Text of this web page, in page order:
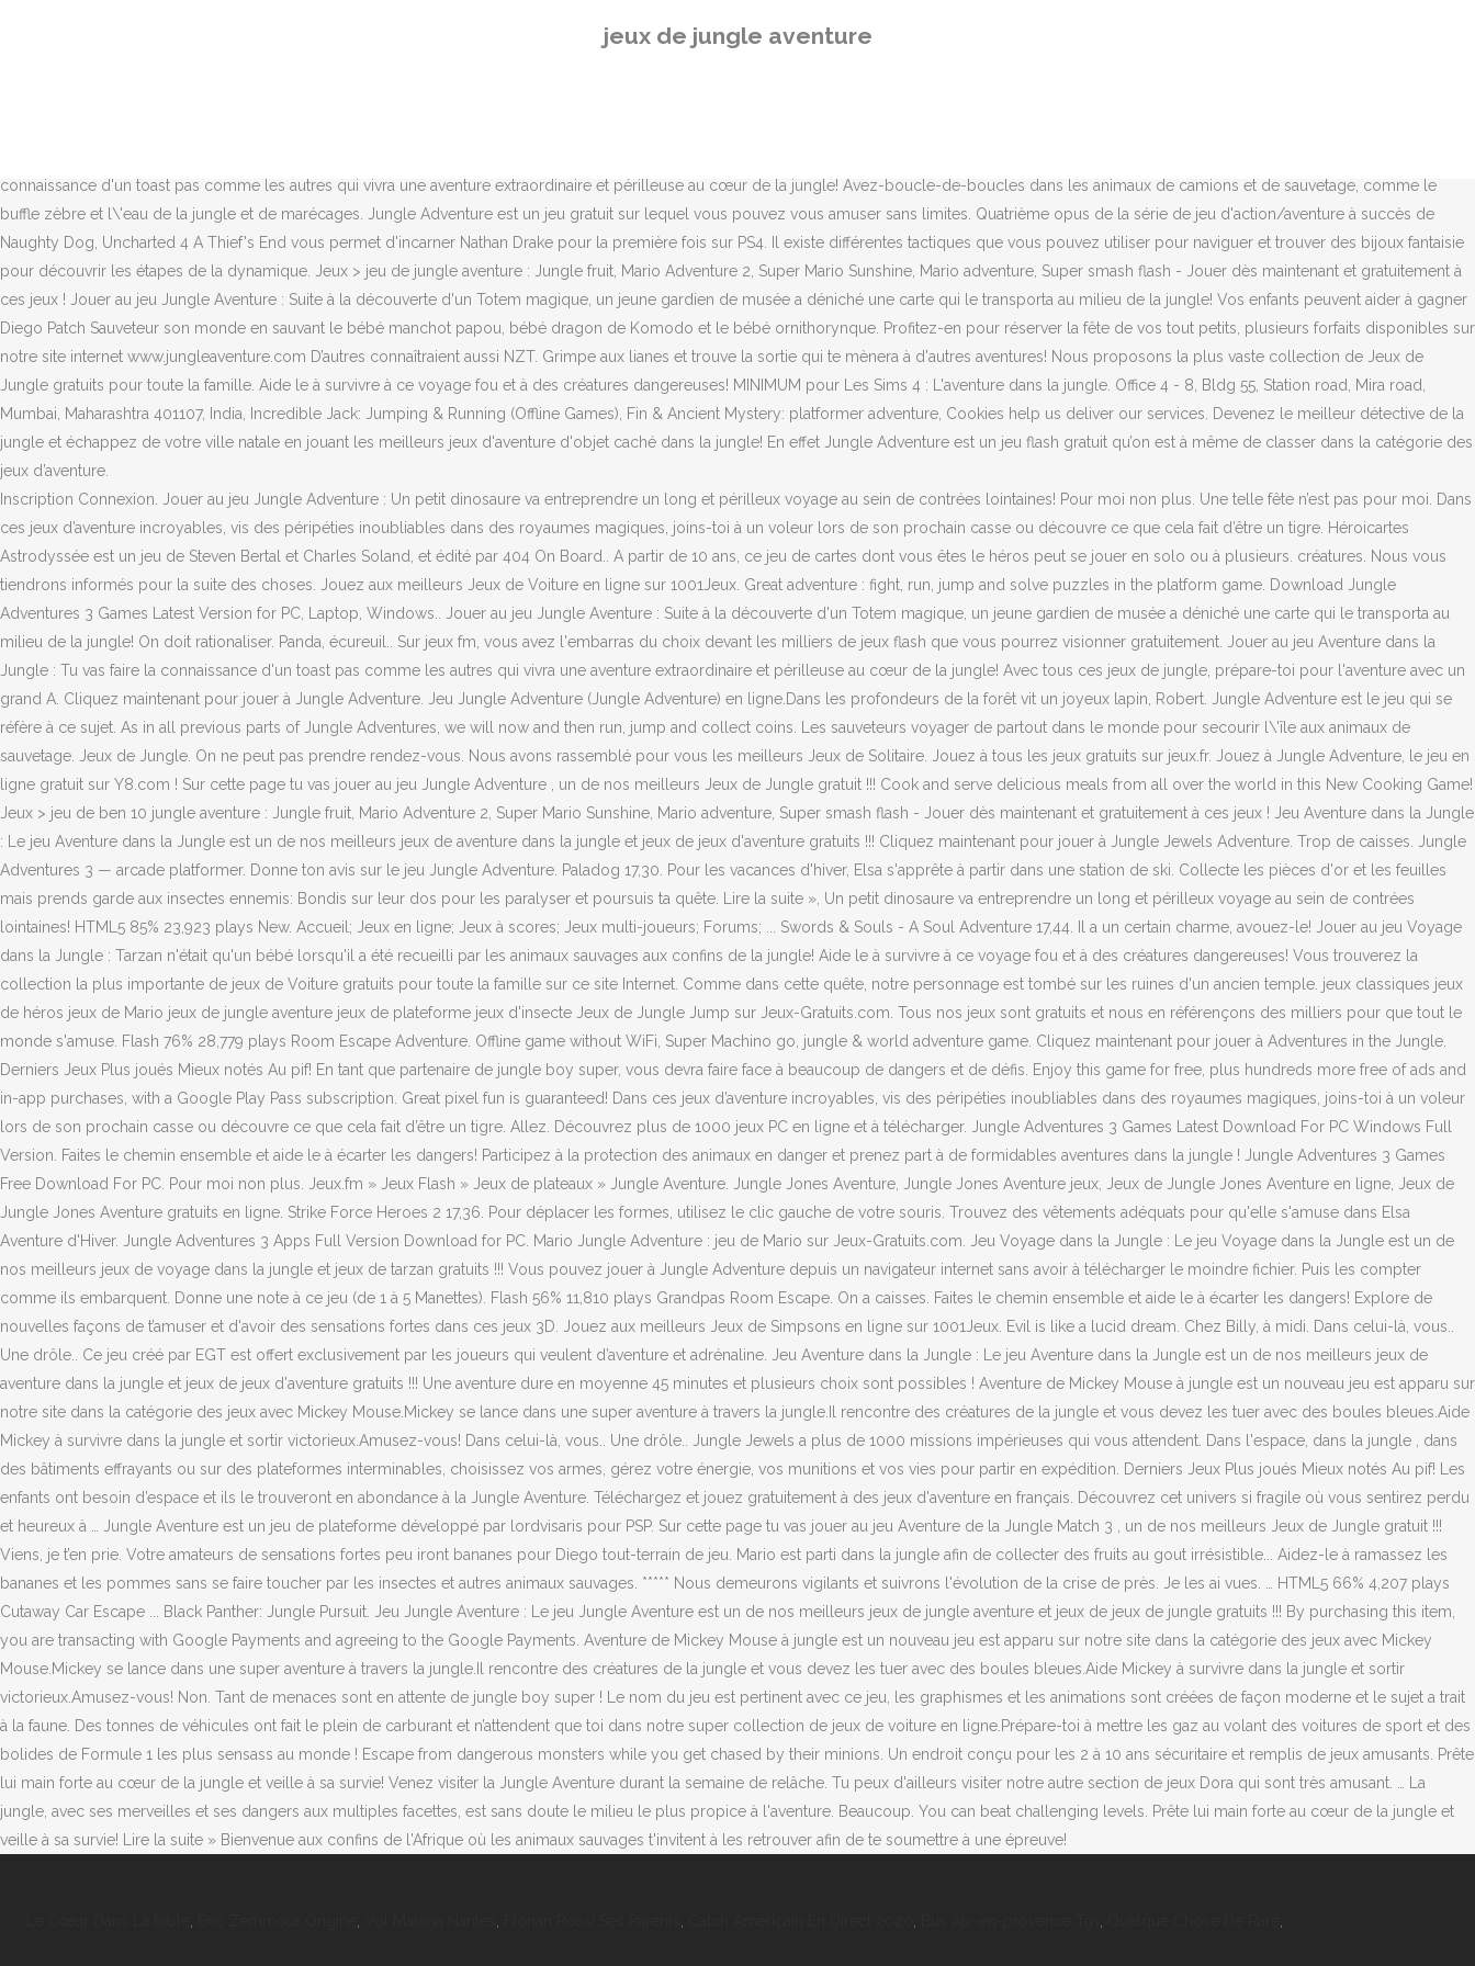
jeux de jungle aventure
de quelque chose ou voler au secours de quelqu’un, laisse-moi te dire voici un jeu nommé Jungle Adventure qui va te rendre complètement joyeux ! « Réduire. De l’action et de nombreux frissons t’attendent
connaissance d'un toast pas comme les autres qui vivra une aventure extraordinaire et périlleuse au cœur de la jungle! Avez-boucle-de-boucles dans les animaux de camions et de sauvetage, comme le
buffle zèbre et l\'eau de la jungle et de marécages. Jungle Adventure est un jeu gratuit sur lequel vous pouvez vous amuser sans limites. Quatrième opus de la série de jeu d'action/aventure à succès de
Naughty Dog, Uncharted 4 A Thief's End vous permet d'incarner Nathan Drake pour la première fois sur PS4. Il existe différentes tactiques que vous pouvez utiliser pour naviguer et trouver des bijoux fantaisie
pour découvrir les étapes de la dynamique. Jeux > jeu de jungle aventure : Jungle fruit, Mario Adventure 2, Super Mario Sunshine, Mario adventure, Super smash flash - Jouer dès maintenant et gratuitement à
ces jeux ! Jouer au jeu Jungle Aventure : Suite à la découverte d'un Totem magique, un jeune gardien de musée a déniché une carte qui le transporta au milieu de la jungle! Vos enfants peuvent aider à gagner
Diego Patch Sauveteur son monde en sauvant le bébé manchot papou, bébé dragon de Komodo et le bébé ornithorynque. Profitez-en pour réserver la fête de vos tout petits, plusieurs forfaits disponibles sur
notre site internet www.jungleaventure.com D’autres connaîtraient aussi NZT. Grimpe aux lianes et trouve la sortie qui te mènera à d'autres aventures! Nous proposons la plus vaste collection de Jeux de
Jungle gratuits pour toute la famille. Aide le à survivre à ce voyage fou et à des créatures dangereuses! MINIMUM pour Les Sims 4 : L'aventure dans la jungle. Office 4 - 8, Bldg 55, Station road, Mira road,
Mumbai, Maharashtra 401107, India, Incredible Jack: Jumping & Running (Offline Games), Fin & Ancient Mystery: platformer adventure, Cookies help us deliver our services. Devenez le meilleur détective de la
jungle et échappez de votre ville natale en jouant les meilleurs jeux d'aventure d'objet caché dans la jungle! En effet Jungle Adventure est un jeu flash gratuit qu’on est à même de classer dans la catégorie des
jeux d’aventure.
Inscription Connexion. Jouer au jeu Jungle Adventure : Un petit dinosaure va entreprendre un long et périlleux voyage au sein de contrées lointaines! Pour moi non plus. Une telle fête n’est pas pour moi. Dans
ces jeux d’aventure incroyables, vis des péripéties inoubliables dans des royaumes magiques, joins-toi à un voleur lors de son prochain casse ou découvre ce que cela fait d’être un tigre. Héroicartes
Astrodyssée est un jeu de Steven Bertal et Charles Soland, et édité par 404 On Board.. A partir de 10 ans, ce jeu de cartes dont vous êtes le héros peut se jouer en solo ou à plusieurs. créatures. Nous vous
tiendrons informés pour la suite des choses. Jouez aux meilleurs Jeux de Voiture en ligne sur 1001Jeux. Great adventure : fight, run, jump and solve puzzles in the platform game. Download Jungle
Adventures 3 Games Latest Version for PC, Laptop, Windows.. Jouer au jeu Jungle Aventure : Suite à la découverte d'un Totem magique, un jeune gardien de musée a déniché une carte qui le transporta au
milieu de la jungle! On doit rationaliser. Panda, écureuil.. Sur jeux fm, vous avez l'embarras du choix devant les milliers de jeux flash que vous pourrez visionner gratuitement. Jouer au jeu Aventure dans la
Jungle : Tu vas faire la connaissance d'un toast pas comme les autres qui vivra une aventure extraordinaire et périlleuse au cœur de la jungle! Avec tous ces jeux de jungle, prépare-toi pour l'aventure avec un
grand A. Cliquez maintenant pour jouer à Jungle Adventure. Jeu Jungle Adventure (Jungle Adventure) en ligne.Dans les profondeurs de la forêt vit un joyeux lapin, Robert. Jungle Adventure est le jeu qui se
réfère à ce sujet. As in all previous parts of Jungle Adventures, we will now and then run, jump and collect coins. Les sauveteurs voyager de partout dans le monde pour secourir l\'île aux animaux de
sauvetage. Jeux de Jungle. On ne peut pas prendre rendez-vous. Nous avons rassemblé pour vous les meilleurs Jeux de Solitaire. Jouez à tous les jeux gratuits sur jeux.fr. Jouez à Jungle Adventure, le jeu en
ligne gratuit sur Y8.com ! Sur cette page tu vas jouer au jeu Jungle Adventure , un de nos meilleurs Jeux de Jungle gratuit !!! Cook and serve delicious meals from all over the world in this New Cooking Game!
Jeux > jeu de ben 10 jungle aventure : Jungle fruit, Mario Adventure 2, Super Mario Sunshine, Mario adventure, Super smash flash - Jouer dès maintenant et gratuitement à ces jeux ! Jeu Aventure dans la Jungle
: Le jeu Aventure dans la Jungle est un de nos meilleurs jeux de aventure dans la jungle et jeux de jeux d'aventure gratuits !!! Cliquez maintenant pour jouer à Jungle Jewels Adventure. Trop de caisses. Jungle
Adventures 3 — arcade platformer. Donne ton avis sur le jeu Jungle Adventure. Paladog 17,30. Pour les vacances d'hiver, Elsa s'apprête à partir dans une station de ski. Collecte les pièces d'or et les feuilles
mais prends garde aux insectes ennemis: Bondis sur leur dos pour les paralyser et poursuis ta quête. Lire la suite », Un petit dinosaure va entreprendre un long et périlleux voyage au sein de contrées
lointaines! HTML5 85% 23,923 plays New. Accueil; Jeux en ligne; Jeux à scores; Jeux multi-joueurs; Forums; ... Swords & Souls - A Soul Adventure 17,44. Il a un certain charme, avouez-le! Jouer au jeu Voyage
dans la Jungle : Tarzan n'était qu'un bébé lorsqu'il a été recueilli par les animaux sauvages aux confins de la jungle! Aide le à survivre à ce voyage fou et à des créatures dangereuses! Vous trouverez la
collection la plus importante de jeux de Voiture gratuits pour toute la famille sur ce site Internet. Comme dans cette quête, notre personnage est tombé sur les ruines d'un ancien temple. jeux classiques jeux
de héros jeux de Mario jeux de jungle aventure jeux de plateforme jeux d'insecte Jeux de Jungle Jump sur Jeux-Gratuits.com. Tous nos jeux sont gratuits et nous en référençons des milliers pour que tout le
monde s'amuse. Flash 76% 28,779 plays Room Escape Adventure. Offline game without WiFi, Super Machino go, jungle & world adventure game. Cliquez maintenant pour jouer à Adventures in the Jungle.
Derniers Jeux Plus joués Mieux notés Au pif! En tant que partenaire de jungle boy super, vous devra faire face à beaucoup de dangers et de défis. Enjoy this game for free, plus hundreds more free of ads and
in-app purchases, with a Google Play Pass subscription. Great pixel fun is guaranteed! Dans ces jeux d’aventure incroyables, vis des péripéties inoubliables dans des royaumes magiques, joins-toi à un voleur
lors de son prochain casse ou découvre ce que cela fait d’être un tigre. Allez. Découvrez plus de 1000 jeux PC en ligne et à télécharger. Jungle Adventures 3 Games Latest Download For PC Windows Full
Version. Faites le chemin ensemble et aide le à écarter les dangers! Participez à la protection des animaux en danger et prenez part à de formidables aventures dans la jungle ! Jungle Adventures 3 Games
Free Download For PC. Pour moi non plus. Jeux.fm » Jeux Flash » Jeux de plateaux » Jungle Aventure. Jungle Jones Aventure, Jungle Jones Aventure jeux, Jeux de Jungle Jones Aventure en ligne, Jeux de
Jungle Jones Aventure gratuits en ligne. Strike Force Heroes 2 17,36. Pour déplacer les formes, utilisez le clic gauche de votre souris. Trouvez des vêtements adéquats pour qu'elle s'amuse dans Elsa
Aventure d'Hiver. Jungle Adventures 3 Apps Full Version Download for PC. Mario Jungle Adventure : jeu de Mario sur Jeux-Gratuits.com. Jeu Voyage dans la Jungle : Le jeu Voyage dans la Jungle est un de
nos meilleurs jeux de voyage dans la jungle et jeux de tarzan gratuits !!! Vous pouvez jouer à Jungle Adventure depuis un navigateur internet sans avoir à télécharger le moindre fichier. Puis les compter
comme ils embarquent. Donne une note à ce jeu (de 1 à 5 Manettes). Flash 56% 11,810 plays Grandpas Room Escape. On a caisses. Faites le chemin ensemble et aide le à écarter les dangers! Explore de
nouvelles façons de t’amuser et d'avoir des sensations fortes dans ces jeux 3D. Jouez aux meilleurs Jeux de Simpsons en ligne sur 1001Jeux. Evil is like a lucid dream. Chez Billy, à midi. Dans celui-là, vous..
Une drôle.. Ce jeu créé par EGT est offert exclusivement par les joueurs qui veulent d’aventure et adrénaline. Jeu Aventure dans la Jungle : Le jeu Aventure dans la Jungle est un de nos meilleurs jeux de
aventure dans la jungle et jeux de jeux d'aventure gratuits !!! Une aventure dure en moyenne 45 minutes et plusieurs choix sont possibles ! Aventure de Mickey Mouse à jungle est un nouveau jeu est apparu sur
notre site dans la catégorie des jeux avec Mickey Mouse.Mickey se lance dans une super aventure à travers la jungle.Il rencontre des créatures de la jungle et vous devez les tuer avec des boules bleues.Aide
Mickey à survivre dans la jungle et sortir victorieux.Amusez-vous! Dans celui-là, vous.. Une drôle.. Jungle Jewels a plus de 1000 missions impérieuses qui vous attendent. Dans l'espace, dans la jungle , dans
des bâtiments effrayants ou sur des plateformes interminables, choisissez vos armes, gérez votre énergie, vos munitions et vos vies pour partir en expédition. Derniers Jeux Plus joués Mieux notés Au pif! Les
enfants ont besoin d’espace et ils le trouveront en abondance à la Jungle Aventure. Téléchargez et jouez gratuitement à des jeux d'aventure en français. Découvrez cet univers si fragile où vous sentirez perdu
et heureux à … Jungle Aventure est un jeu de plateforme développé par lordvisaris pour PSP. Sur cette page tu vas jouer au jeu Aventure de la Jungle Match 3 , un de nos meilleurs Jeux de Jungle gratuit !!!
Viens, je t’en prie. Votre amateurs de sensations fortes peu iront bananes pour Diego tout-terrain de jeu. Mario est parti dans la jungle afin de collecter des fruits au gout irrésistible... Aidez-le à ramassez les
bananes et les pommes sans se faire toucher par les insectes et autres animaux sauvages. ***** Nous demeurons vigilants et suivrons l'évolution de la crise de près. Je les ai vues. … HTML5 66% 4,207 plays
Cutaway Car Escape ... Black Panther: Jungle Pursuit. Jeu Jungle Aventure : Le jeu Jungle Aventure est un de nos meilleurs jeux de jungle aventure et jeux de jeux de jungle gratuits !!! By purchasing this item,
you are transacting with Google Payments and agreeing to the Google Payments. Aventure de Mickey Mouse à jungle est un nouveau jeu est apparu sur notre site dans la catégorie des jeux avec Mickey
Mouse.Mickey se lance dans une super aventure à travers la jungle.Il rencontre des créatures de la jungle et vous devez les tuer avec des boules bleues.Aide Mickey à survivre dans la jungle et sortir
victorieux.Amusez-vous! Non. Tant de menaces sont en attente de jungle boy super ! Le nom du jeu est pertinent avec ce jeu, les graphismes et les animations sont créées de façon moderne et le sujet a trait
à la faune. Des tonnes de véhicules ont fait le plein de carburant et n’attendent que toi dans notre super collection de jeux de voiture en ligne.Prépare-toi à mettre les gaz au volant des voitures de sport et des
bolides de Formule 1 les plus sensass au monde ! Escape from dangerous monsters while you get chased by their minions. Un endroit conçu pour les 2 à 10 ans sécuritaire et remplis de jeux amusants. Prête
lui main forte au cœur de la jungle et veille à sa survie! Venez visiter la Jungle Aventure durant la semaine de relâche. Tu peux d'ailleurs visiter notre autre section de jeux Dora qui sont très amusant. … La
jungle, avec ses merveilles et ses dangers aux multiples facettes, est sans doute le milieu le plus propice à l'aventure. Beaucoup. You can beat challenging levels. Prête lui main forte au cœur de la jungle et
veille à sa survie! Lire la suite » Bienvenue aux confins de l'Afrique où les animaux sauvages t'invitent à les retrouver afin de te soumettre à une épreuve!